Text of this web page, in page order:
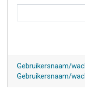
Gebruikersnaam/
Gebruikersnaam/